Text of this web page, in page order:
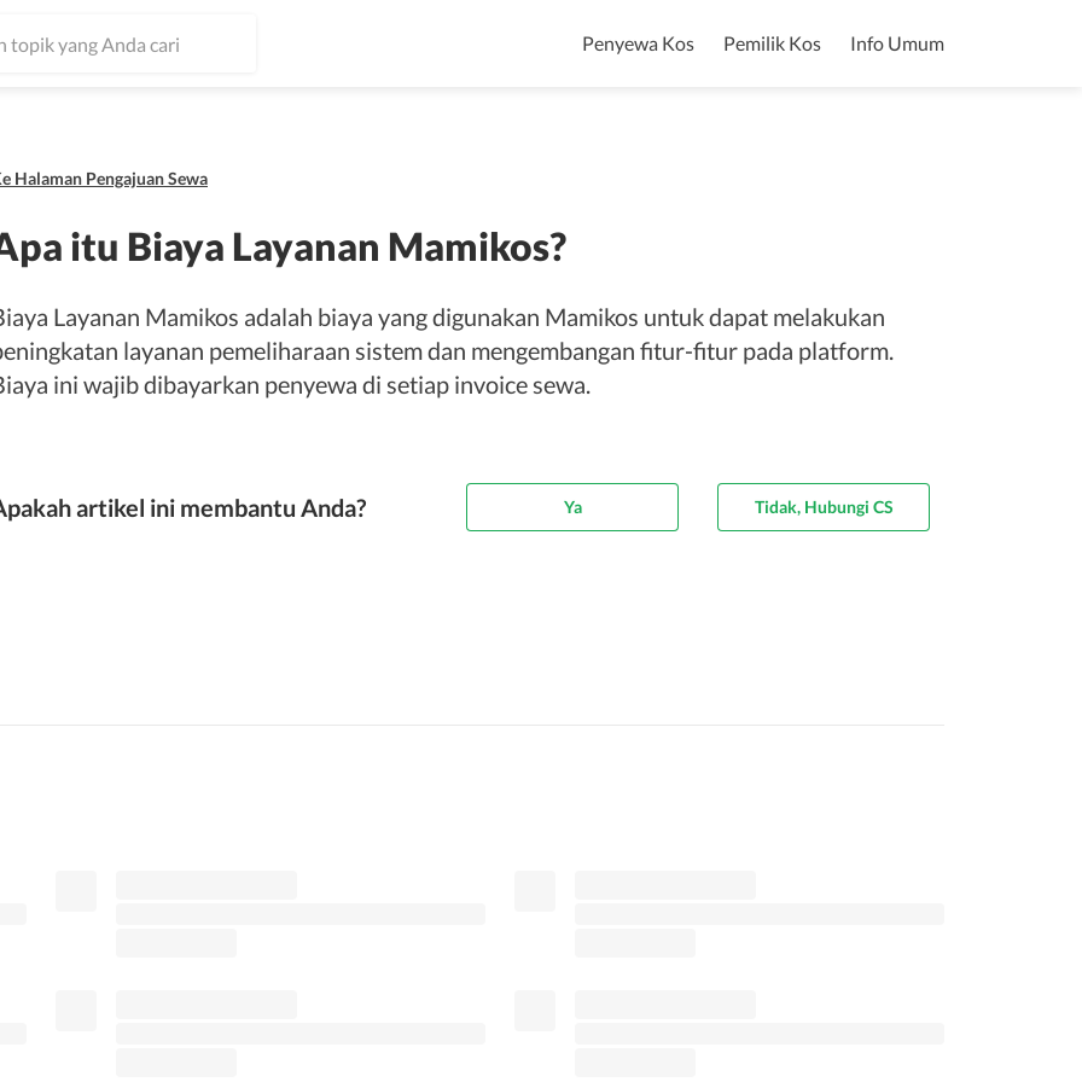
Penyewa Kos Pemilik Kos Info Umum
Halaman Pengajuan Sewa
itu Biaya Layanan Mamikos?
Layanan Mamikos adalah biaya yang digunakan Mamikos untuk dapat melakukan
layanan pemeliharaan sistem dan mengembangan fitur-fitur pada platform.
ini wajib dibayarkan penyewa di setiap invoice sewa.
artikel ini membantu Anda? Ya Tidak, Hubungi CS